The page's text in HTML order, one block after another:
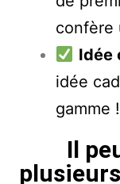
confère
Idée
idée
gamme !
Il